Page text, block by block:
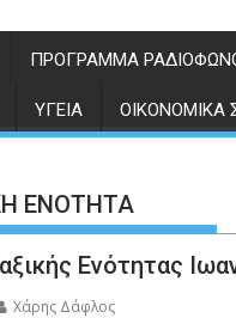
ΠΡΌΓΡΑΜΜΑ
ΥΓΕΊΑ ΟΙΚΟΝΟΜΙΚΆ
ΕΝΟΤΗΤΑ
Ενότητας
Χάρης Δάφλος